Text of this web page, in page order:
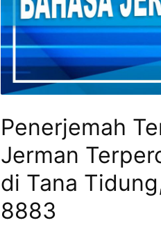
Penerjemah
Jerman
di Tana
8883